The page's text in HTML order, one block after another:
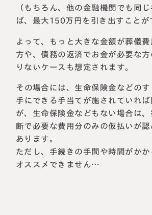
（もちろん、他の金融機関でも同
ば、最大150万円を引き出すことが
よって、もっと大きな金額が葬儀
方や、債務の返済でお金が必要な方
りないケースも想定されます。
その場合には、生命保険金などのす
手にできる手当てが施されていれ
が、生命保険金などもない場合は、
断で必要な費用分のみの仮払いが認
あります。
ただし、手続きの手間や時間がかか
オススメできません…